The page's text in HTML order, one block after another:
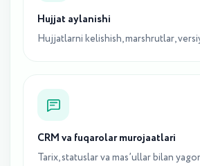
Hujjat aylanishi
Hujjatlarni kelishish, marshrutlar,
CRM va fuqarolar murojaatlari
Tarix, statuslar va mas’ullar bilan